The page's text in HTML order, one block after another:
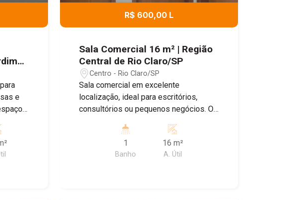
e
de
R$ 600,00 L
Sala Comercial 16 m² | Região
Central de Rio Claro/SP
Centro - Rio Claro/SP
Sala comercial em excelente
localização, ideal para escritórios,
consultórios ou pequenos negócios. O
proporcionando mais conforto e
praticidade para o dia a dia. Excelente
oportunidade para quem busca um
1
Banho
16 m²
A. Útil